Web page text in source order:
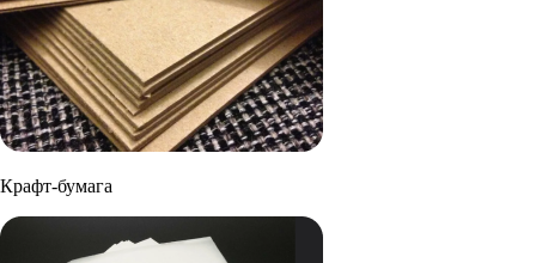
Крафт-бумага